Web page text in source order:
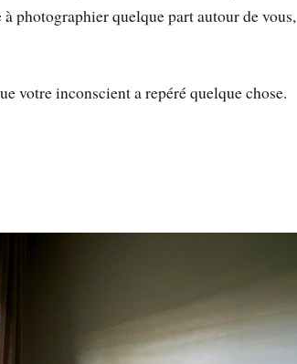
à photographier quelque part autour de vous,
votre inconscient a repéré quelque chose.